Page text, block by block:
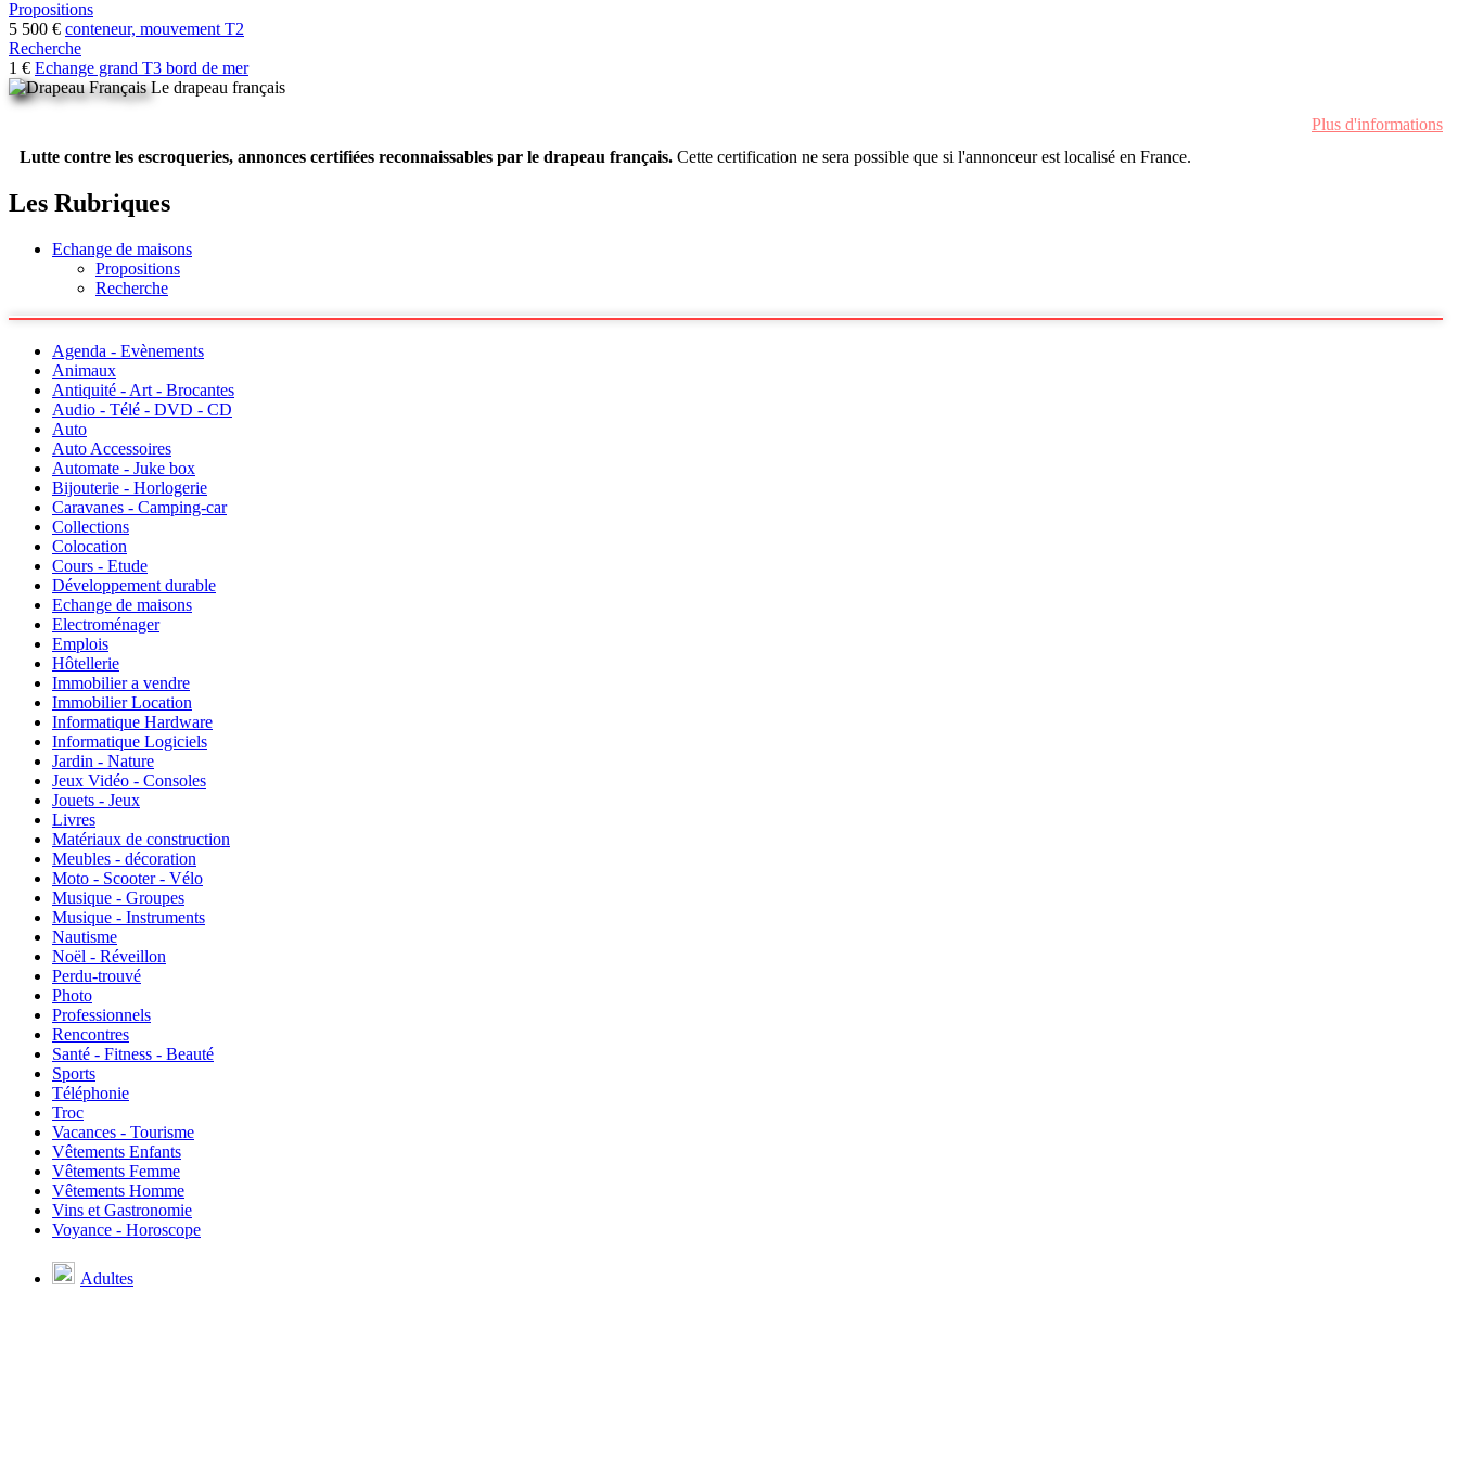
Propositions
5 500 € conteneur, mouvement T2
Recherche
1 € Echange grand T3 bord de mer
Le drapeau français
Plus d'informations
Lutte contre les escroqueries, annonces certifiées reconnaissables par le drapeau français. Cette certification ne sera possible que si l'annonceur est localisé en France.
Les Rubriques
Echange de maisons
Propositions
Recherche
Agenda - Evènements
Animaux
Antiquité - Art - Brocantes
Audio - Télé - DVD - CD
Auto
Auto Accessoires
Automate - Juke box
Bijouterie - Horlogerie
Caravanes - Camping-car
Collections
Colocation
Cours - Etude
Développement durable
Echange de maisons
Electroménager
Emplois
Hôtellerie
Immobilier a vendre
Immobilier Location
Informatique Hardware
Informatique Logiciels
Jardin - Nature
Jeux Vidéo - Consoles
Jouets - Jeux
Livres
Matériaux de construction
Meubles - décoration
Moto - Scooter - Vélo
Musique - Groupes
Musique - Instruments
Nautisme
Noël - Réveillon
Perdu-trouvé
Photo
Professionnels
Rencontres
Santé - Fitness - Beauté
Sports
Téléphonie
Troc
Vacances - Tourisme
Vêtements Enfants
Vêtements Femme
Vêtements Homme
Vins et Gastronomie
Voyance - Horoscope
Adultes